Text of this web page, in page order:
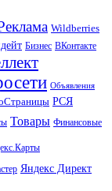
Wildberries
Бизнес ВКонтакте
Объявления
РСЯ
Товары Финансовые
Яндекс Директ